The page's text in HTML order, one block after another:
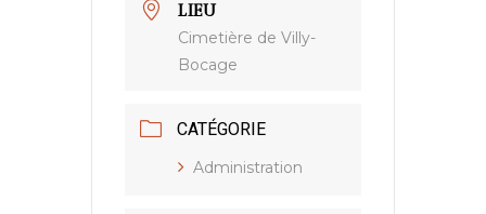
LIEU
Cimetière de Villy-
Bocage
CATÉGORIE
Administration